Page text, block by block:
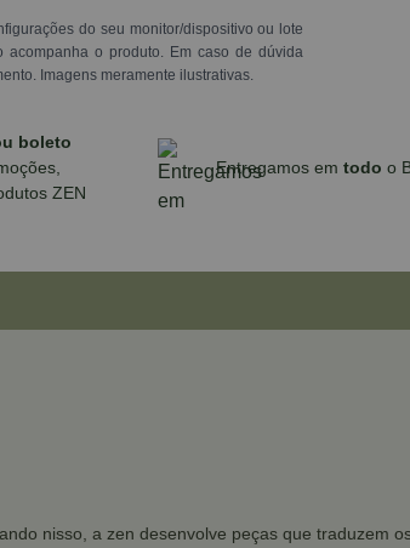
do seu monitor/dispositivo ou lote
acompanha o produto. Em caso de dúvida
Imagens meramente ilustrativas.
boleto
ZEN
Entregamos em todo o
nisso, a zen desenvolve peças que traduzem